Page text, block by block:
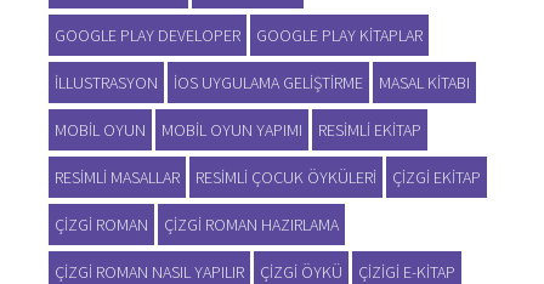
GOOGLE PLAY DEVELOPER GOOGLE PLAY KITAPLAR
ILLUSTRASYON IOS UYGULAMA GELIŞTIRME MASAL KITABI
MOBIL OYUN MOBIL OYUN YAPIMI RESIMLI EKITAP
RESIMLI MASALLAR RESIMLI ÇOCUK ÖYKÜLERI ÇIZGI EKITAP
ÇIZGI ROMAN ÇIZGI ROMAN HAZIRLAMA
ÇIZGI ROMAN NASIL YAPILIR ÇIZGI ÖYKÜ ÇIZIGI E-KITAP